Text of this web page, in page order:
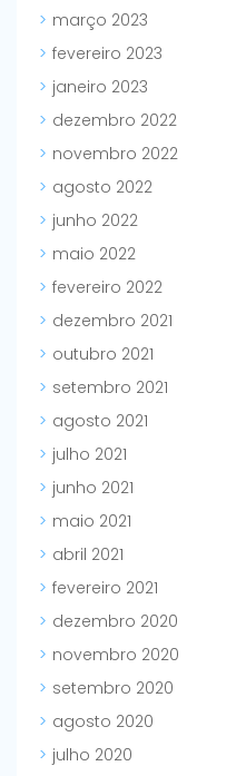
março 2023
fevereiro 2023
janeiro 2023
dezembro 2022
novembro 2022
agosto 2022
junho 2022
maio 2022
fevereiro 2022
dezembro 2021
outubro 2021
setembro 2021
agosto 2021
julho 2021
junho 2021
maio 2021
abril 2021
fevereiro 2021
dezembro 2020
novembro 2020
setembro 2020
agosto 2020
julho 2020